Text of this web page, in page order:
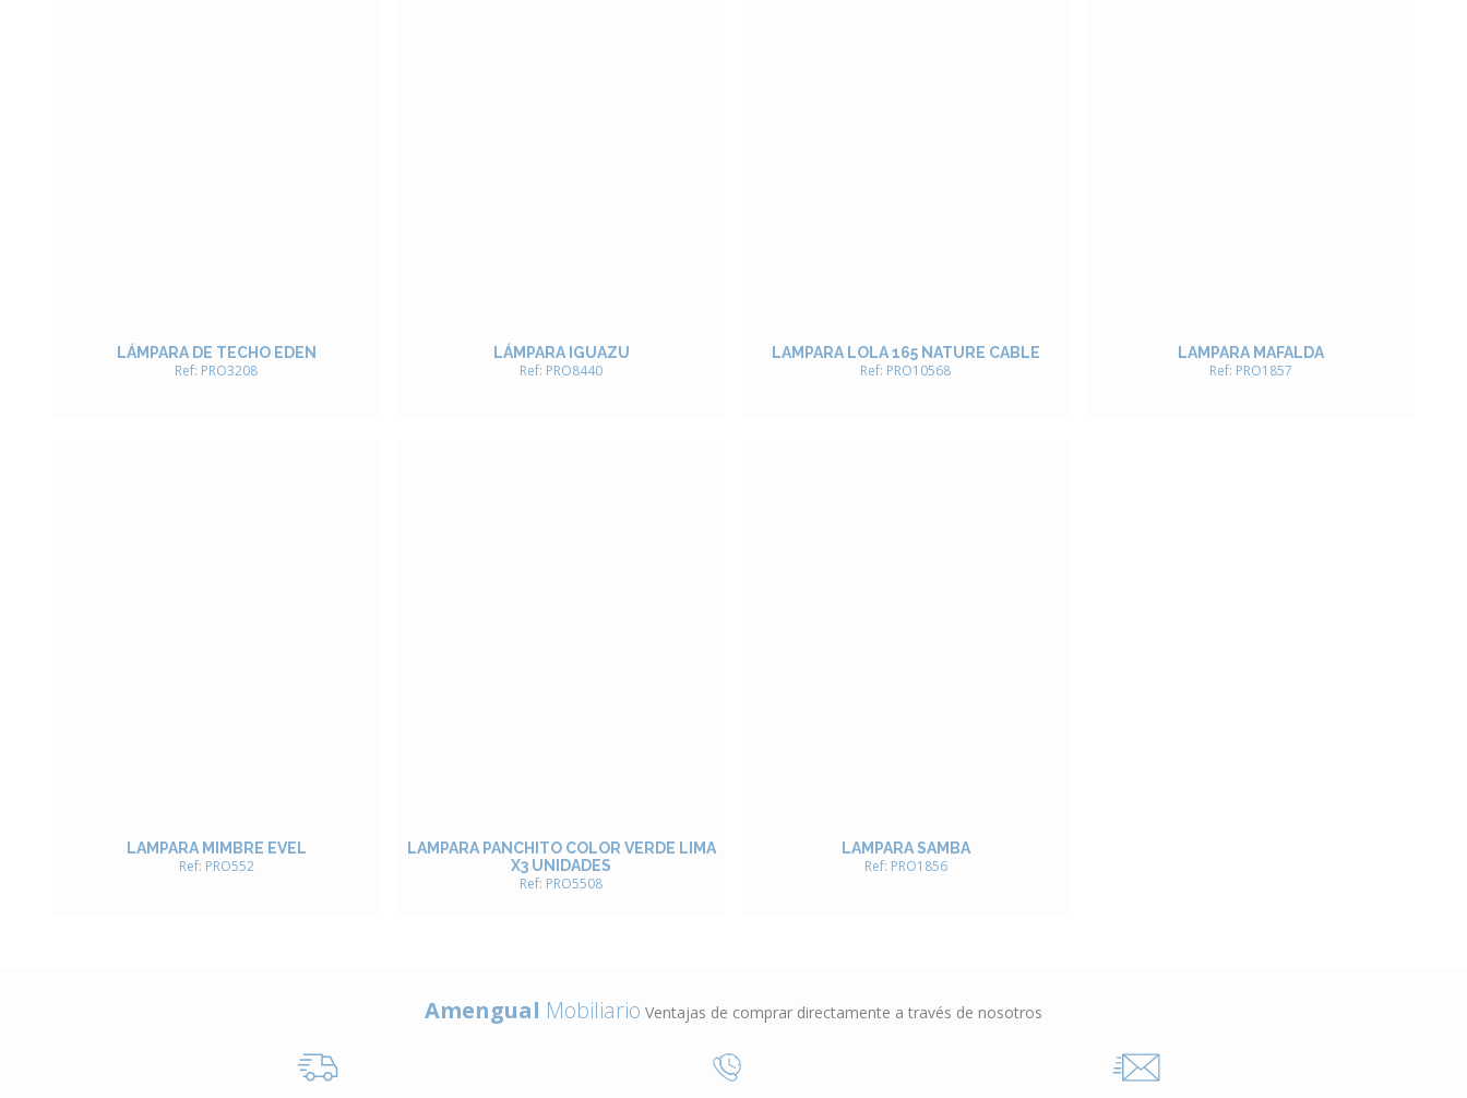
LÁMPARA DE TECHO EDEN
Ref: PRO3208
LÁMPARA IGUAZU
Ref: PRO8440
LAMPARA LOLA 165 NATURE CABLE
Ref: PRO10568
LAMPARA MAFALDA
Ref: PRO1857
LAMPARA MIMBRE EVEL
Ref: PRO552
LAMPARA PANCHITO COLOR VERDE LIMA
X3 UNIDADES
Ref: PRO5508
LAMPARA SAMBA
Ref: PRO1856
Amengual Mobiliario Ventajas de comprar directamente a través de nosotros